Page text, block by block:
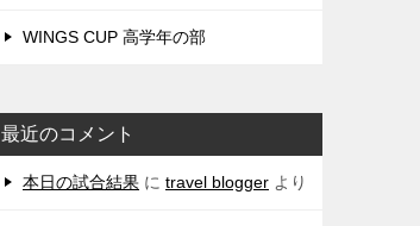
WINGS CUP 高学年の部
最近のコメント
本日の試合結果 に travel blogger より